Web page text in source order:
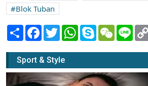
Blok Tuban
Share Facebook
TwitterWhatsApp
SkypeWeChatLine
Sport & Style